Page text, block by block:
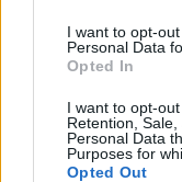
I want to opt-
Personal Data
Opted In
I want to opt-
Retention,
Personal Data
Purposes for
Opted Out